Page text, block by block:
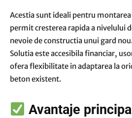
Acestia sunt ideali pentru montarea
permit cresterea rapida a nivelului
nevoie de constructia unui gard
Solutia este accesibila financiar,
ofera flexibilitate in adaptarea la
beton existent.
Avantaje